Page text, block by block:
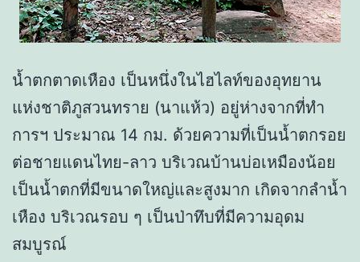
น้ำตกตาดเหือง เป็นหนึ่งในไฮไลท์ของอุทยาน
แห่งชาติภูสวนทราย (นาแห้ว) อยู่ห่างจากที่ทำ
การฯ ประมาณ 14 กม. ด้วยความที่เป็นน้ำตกรอย
ต่อชายแดนไทย-ลาว บริเวณบ้านบ่อเหมืองน้อย
เป็นน้ำตกที่มีขนาดใหญ่และสูงมาก เกิดจากลำน้ำ
เหือง บริเวณรอบ ๆ เป็นป่าทึบที่มีความอุดม
สมบูรณ์